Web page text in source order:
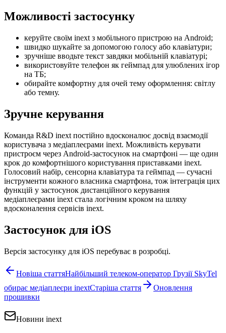
Можливості застосунку
керуйте своїм inext з мобільного пристрою на Android;
швидко шукайте за допомогою голосу або клавіатури;
зручніше вводьте текст завдяки мобільній клавіатурі;
використовуйте телефон як геймпад для улюблених ігор
на ТБ;
обирайте комфортну для очей тему оформлення: світлу
або темну.
Зручне керування
Команда R&D inext постійно вдосконалює досвід взаємодії
користувача з медіаплеєрами inext. Можливість керувати
пристроєм через Android-застосунок на смартфоні — ще один
крок до комфортнішого користування приставками inext.
Голосовий набір, сенсорна клавіатура та геймпад — сучасні
інструменти кожного власника смартфона, тож інтеграція цих
функцій у застосунок дистанційного керування
медіаплеєрами inext стала логічним кроком на шляху
вдосконалення сервісів inext.
Застосунок для iOS
Версія застосунку для iOS перебуває в розробці.
Новіша статтяНайбільший телеком-оператор Грузії SkyTel
обирає медіаплеєри inextСтаріша стаття
Оновлення
прошивки
Новини inext